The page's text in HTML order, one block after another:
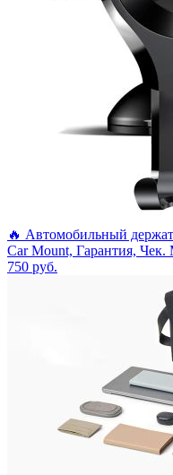
🔥 Автомобильный
Car Mount, Гарантия,
750 руб.